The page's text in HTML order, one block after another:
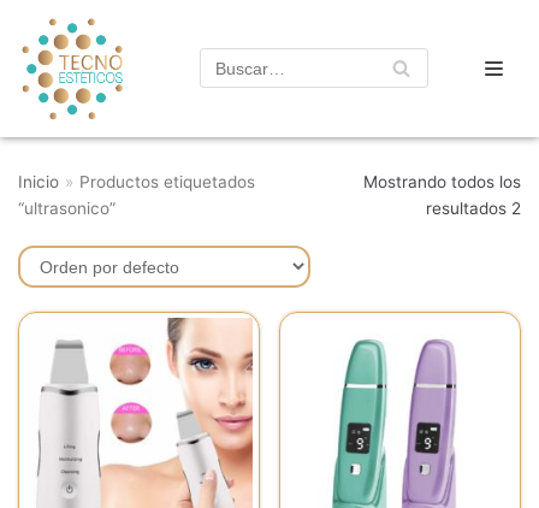
Saltar
al
contenido
Inicio » Productos etiquetados
“ultrasonico”
Mostrando todos los
resultados 2